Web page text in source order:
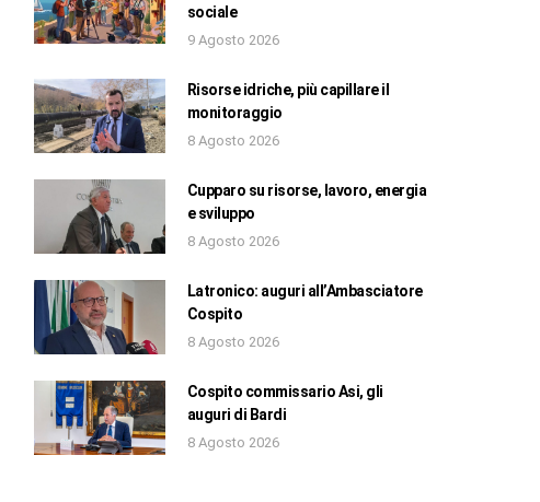
sociale
9 Agosto 2026
Risorse idriche, più capillare il
monitoraggio
8 Agosto 2026
Cupparo su risorse, lavoro, energia
e sviluppo
8 Agosto 2026
Latronico: auguri all’Ambasciatore
Cospito
8 Agosto 2026
Cospito commissario Asi, gli
auguri di Bardi
8 Agosto 2026